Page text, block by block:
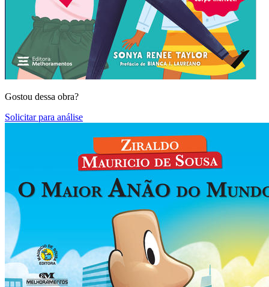
Gostou dessa obra?
Solicitar para análise